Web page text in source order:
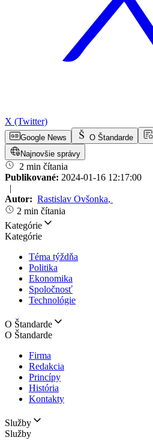
X (Twitter)
Google News O Štandarde
Najnovšie správy
2 min čítania
Publikované: 2024-01-16 12:17:00
|
Autor: Rastislav Ovšonka,
2 min čítania
Kategórie
Kategórie
Téma týždňa
Politika
Ekonomika
Spoločnosť
Technológie
O Štandarde
O Štandarde
Firma
Redakcia
Princípy
História
Kontakty
Služby
Služby